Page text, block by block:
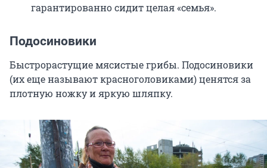
гарантированно сидит целая «семья».
Подосиновики
Быстрорастущие мясистые грибы. Подосиновики
(их еще называют красноголовиками) ценятся за
плотную ножку и яркую шляпку.